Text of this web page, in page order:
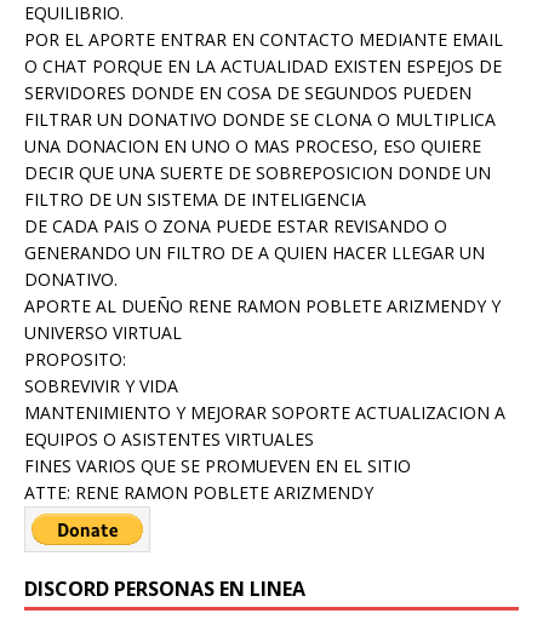
EQUILIBRIO.
POR EL APORTE ENTRAR EN CONTACTO MEDIANTE EMAIL
O CHAT PORQUE EN LA ACTUALIDAD EXISTEN ESPEJOS DE
SERVIDORES DONDE EN COSA DE SEGUNDOS PUEDEN
FILTRAR UN DONATIVO DONDE SE CLONA O MULTIPLICA
UNA DONACION EN UNO O MAS PROCESO, ESO QUIERE
DECIR QUE UNA SUERTE DE SOBREPOSICION DONDE UN
FILTRO DE UN SISTEMA DE INTELIGENCIA
DE CADA PAIS O ZONA PUEDE ESTAR REVISANDO O
GENERANDO UN FILTRO DE A QUIEN HACER LLEGAR UN
DONATIVO.
APORTE AL DUEÑO RENE RAMON POBLETE ARIZMENDY Y
UNIVERSO VIRTUAL
PROPOSITO:
SOBREVIVIR Y VIDA
MANTENIMIENTO Y MEJORAR SOPORTE ACTUALIZACION A
EQUIPOS O ASISTENTES VIRTUALES
FINES VARIOS QUE SE PROMUEVEN EN EL SITIO
ATTE: RENE RAMON POBLETE ARIZMENDY
DISCORD PERSONAS EN LINEA